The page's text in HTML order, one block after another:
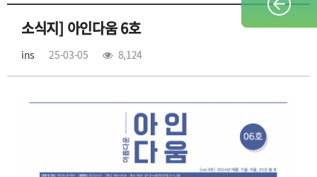
소식지] 아인다움 6호
ins 25-03-05 8,124